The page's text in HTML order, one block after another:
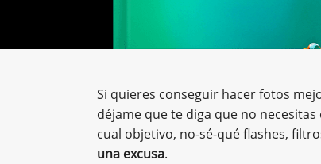
Si quieres conseguir hacer fotos
déjame que te diga que no
cual objetivo, no-sé-qué flashes,
una excusa.